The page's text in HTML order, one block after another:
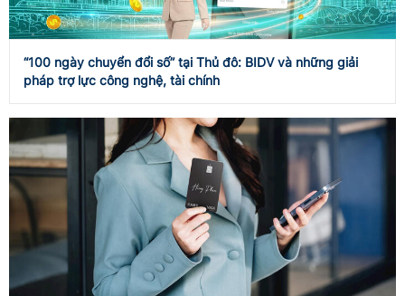
“100 ngày chuyển đổi số” tại Thủ đô: BIDV và những giải
pháp trợ lực công nghệ, tài chính